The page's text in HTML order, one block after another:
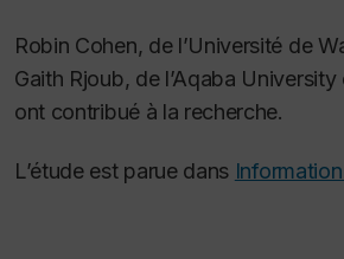
Robin Cohen, de l’Université de
Gaith Rjoub, de l’Aqaba
ont contribué à la recherche.
L’étude est parue dans